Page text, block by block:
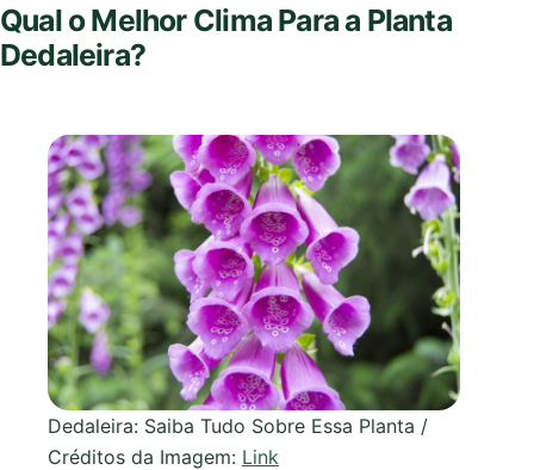
Qual o Melhor Clima Para a Planta
Dedaleira?
Dedaleira: Saiba Tudo Sobre Essa Planta /
Créditos da Imagem: Link